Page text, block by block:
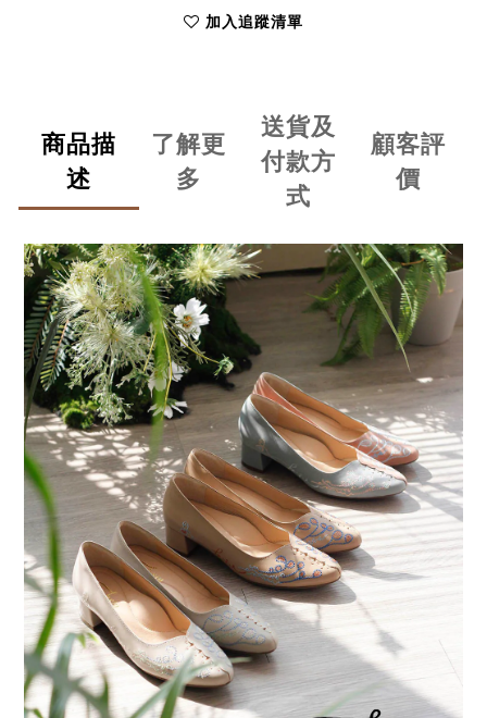
加入追蹤清單
商品描
述
了解更
多
送貨及
付款方
式
顧客評
價